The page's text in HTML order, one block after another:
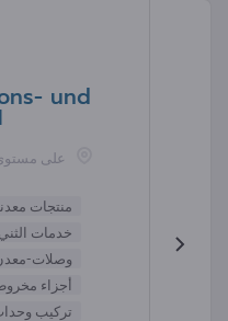
und
على مستوى
منتجات
خدمات الثني
وصلات-
أجزاء
تركيب